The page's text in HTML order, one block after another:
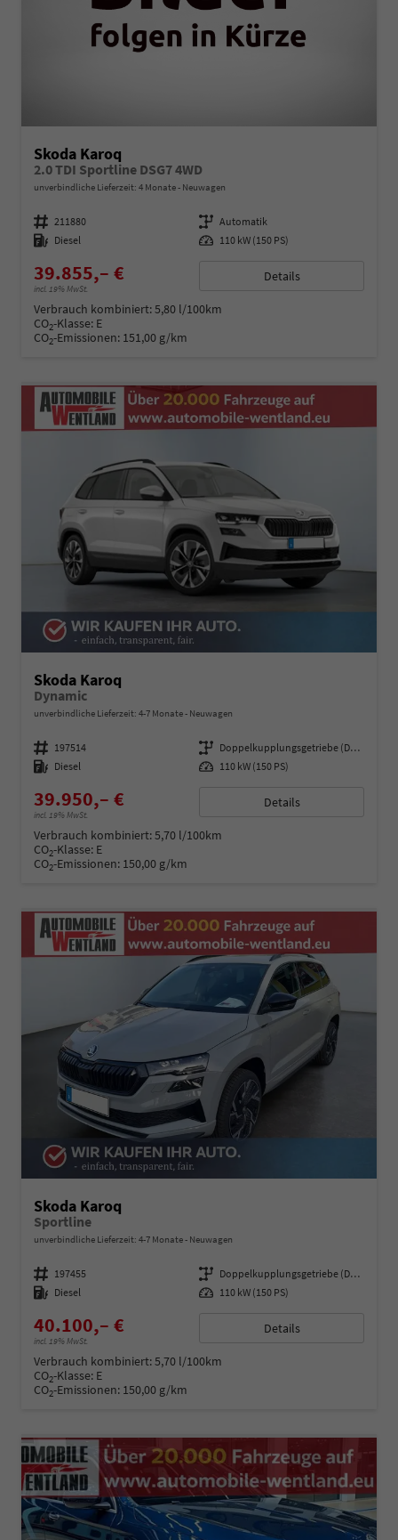
Skoda Karoq
2.0 TDI Sportline DSG7 4WD
unverbindliche Lieferzeit: 4 Monate Neuwagen
Fahrzeugnummer 211880 Getriebe Automatik
Kraftstoff Diesel Leistung 110 kW (150 PS)
39.855,– €
incl. 19% MwSt.
Details
Verbrauch kombiniert:5,80 l/100km
CO2-Klasse: E
CO2-Emissionen: 151,00 g/km
Skoda Karoq
Dynamic
unverbindliche Lieferzeit: 4-7 Monate Neuwagen
Fahrzeugnummer 197514 Getriebe
Doppelkupplungsgetriebe (DSG)
Kraftstoff Diesel Leistung 110 kW (150 PS)
39.950,– €
incl. 19% MwSt.
Details
Verbrauch kombiniert:5,70 l/100km
CO2-Klasse: E
CO2-Emissionen: 150,00 g/km
Skoda Karoq
Sportline
unverbindliche Lieferzeit: 4-7 Monate Neuwagen
Fahrzeugnummer 197455 Getriebe
Doppelkupplungsgetriebe (DSG)
Kraftstoff Diesel Leistung 110 kW (150 PS)
40.100,– €
incl. 19% MwSt.
Details
Verbrauch kombiniert:5,70 l/100km
CO2-Klasse: E
CO2-Emissionen: 150,00 g/km